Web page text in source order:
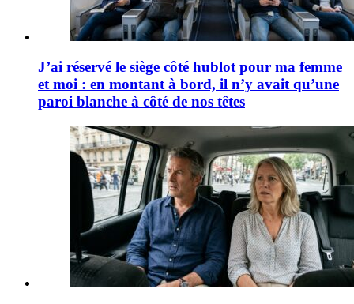
J’ai réservé le siège côté hublot pour ma femme
et moi : en montant à bord, il n’y avait qu’une
paroi blanche à côté de nos têtes